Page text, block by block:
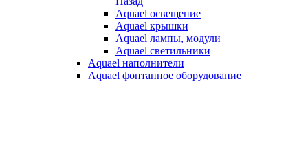
Aquael освещение
Aquael крышки
Aquael лампы, модули
Aquael светильники
Aquael наполнители
Aquael фонтанное оборудование